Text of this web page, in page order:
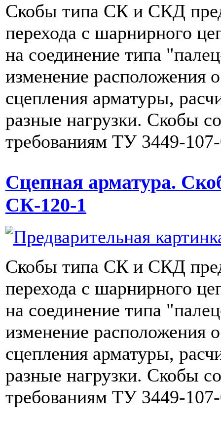
Скобы типа СК и СКД
перехода с шарнирного
на соединение типа
изменение расположения
сцепления арматуры,
разные нагрузки. Скобы
требованиям ТУ 3449-
Сцепная арматура.
СК-120-1
Скобы типа СК и СКД
перехода с шарнирного
на соединение типа
изменение расположения
сцепления арматуры,
разные нагрузки. Скобы
требованиям ТУ 3449-